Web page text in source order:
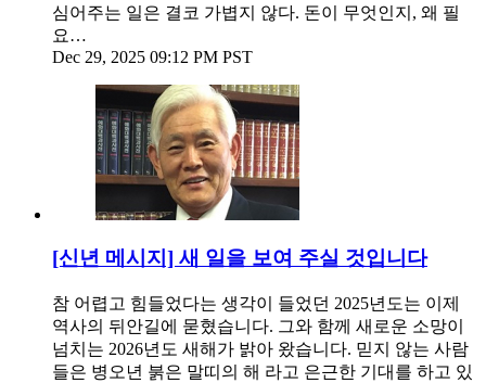
심어주는 일은 결코 가볍지 않다. 돈이 무엇인지, 왜 필
요…
Dec 29, 2025 09:12 PM PST
[신년 메시지] 새 일을 보여 주실 것입니다
참 어렵고 힘들었다는 생각이 들었던 2025년도는 이제
역사의 뒤안길에 묻혔습니다. 그와 함께 새로운 소망이
넘치는 2026년도 새해가 밝아 왔습니다. 믿지 않는 사람
들은 병오년 붉은 말띠의 해 라고 은근한 기대를 하고 있